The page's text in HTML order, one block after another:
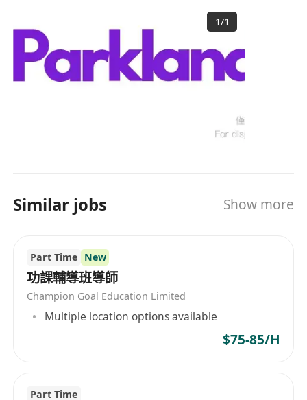
課程，並以培育出全面的音樂人為目標。Parkland
Music發展至今，已擁有過千名精英導師。總校及
分校位於核心地段，務求令學員在優良的環境、優
質的導師教導下學習全面的音樂課程。 認識我們更
多：www.parklandmusic.com.hk
1/1
Similar jobs Show more
Part Time New
功課輔導班導師
Champion Goal Education Limited
Multiple location options available
$75-85/H
Part Time